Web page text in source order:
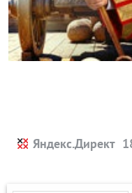
Яндекс.Директ